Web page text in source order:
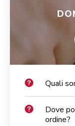
Quali
Dove
ordine?